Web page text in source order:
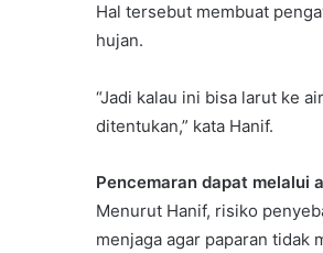
Hal tersebut membuat
hujan.
“Jadi kalau ini bisa larut ke
ditentukan,” kata Hanif.
Pencemaran dapat melalui
Menurut Hanif, risiko
menjaga agar paparan tidak